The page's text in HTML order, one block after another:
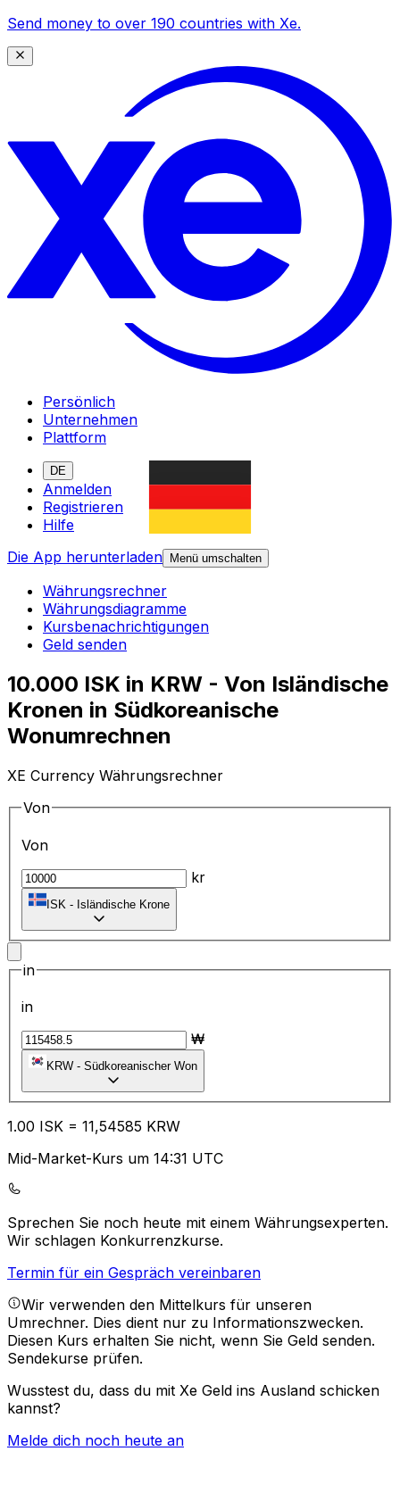
Send money to over 190 countries with Xe.
Persönlich
Unternehmen
Plattform
DE
Anmelden
Registrieren
Hilfe
Die App herunterladen
Menü umschalten
Währungsrechner
Währungsdiagramme
Kursbenachrichtigungen
Geld senden
10.000 ISK in KRW - Von Isländische
Kronen in Südkoreanische
Wonumrechnen
XE Currency Währungsrechner
Von
Von
kr
ISK - Isländische Krone
in
in
₩
KRW - Südkoreanischer Won
1.00 ISK = 11,54585 KRW
Mid-Market-Kurs um 14:31 UTC
Sprechen Sie noch heute mit einem Währungsexperten.
Wir schlagen Konkurrenzkurse.
Termin für ein Gespräch vereinbaren
Wir verwenden den Mittelkurs für unseren
Umrechner. Dies dient nur zu Informationszwecken.
Diesen Kurs erhalten Sie nicht, wenn Sie Geld senden.
Sendekurse prüfen.
Wusstest du, dass du mit Xe Geld ins Ausland schicken
kannst?
Melde dich noch heute an